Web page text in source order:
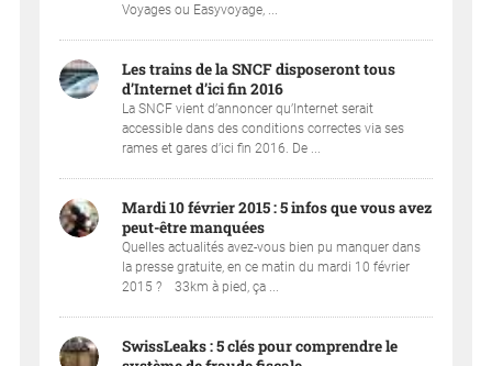
Voyages ou Easyvoyage, ...
Les trains de la SNCF disposeront tous
d’Internet d’ici fin 2016
La SNCF vient d’annoncer qu’Internet serait
accessible dans des conditions correctes via ses
rames et gares d’ici fin 2016. De ...
Mardi 10 février 2015 : 5 infos que vous avez
peut-être manquées
Quelles actualités avez-vous bien pu manquer dans
la presse gratuite, en ce matin du mardi 10 février
2015 ? 33km à pied, ça ...
SwissLeaks : 5 clés pour comprendre le